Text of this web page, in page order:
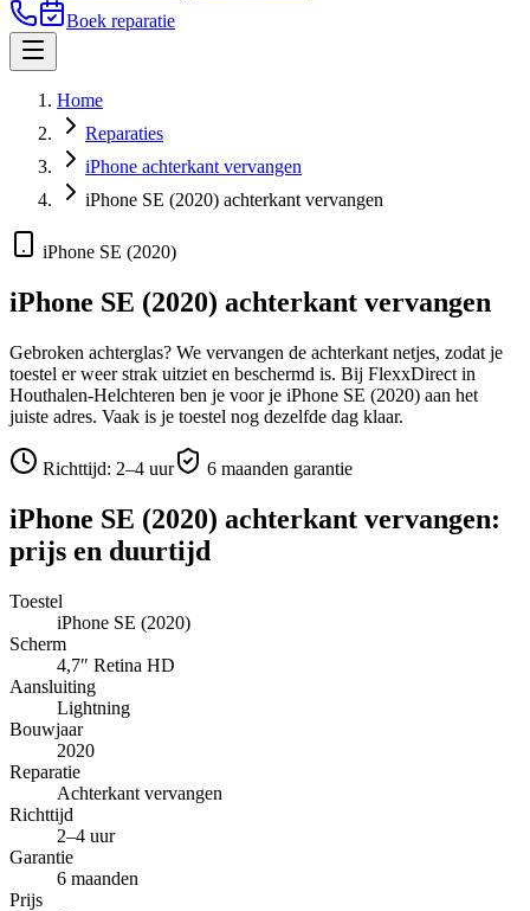
Boek reparatie
Home
Reparaties
iPhone achterkant vervangen
iPhone SE (2020) achterkant vervangen
iPhone SE (2020)
iPhone SE (2020) achterkant vervangen
Gebroken achterglas? We vervangen de achterkant netjes, zodat je
toestel er weer strak uitziet en beschermd is. Bij FlexxDirect in
Houthalen-Helchteren ben je voor je iPhone SE (2020) aan het
juiste adres. Vaak is je toestel nog dezelfde dag klaar.
Richttijd: 2–4 uur 6 maanden garantie
iPhone SE (2020) achterkant vervangen:
prijs en duurtijd
Toestel
iPhone SE (2020)
Scherm
4,7″ Retina HD
Aansluiting
Lightning
Bouwjaar
2020
Reparatie
Achterkant vervangen
Richttijd
2–4 uur
Garantie
6 maanden
Prijs